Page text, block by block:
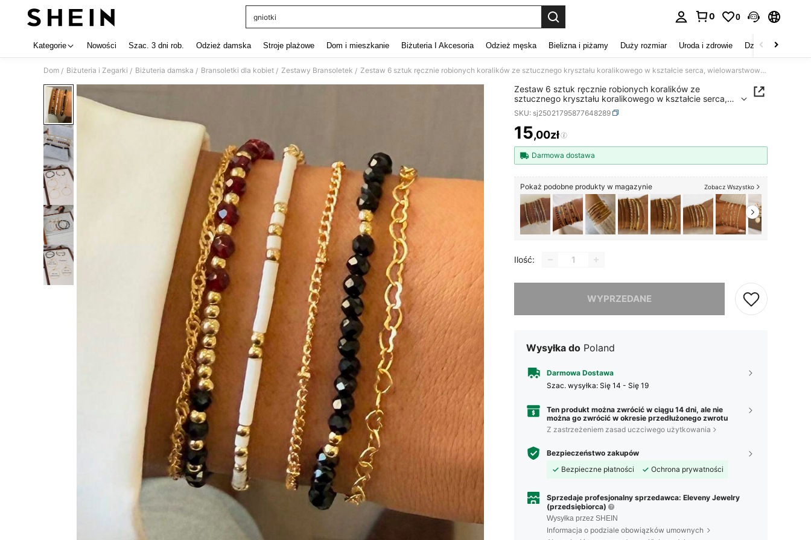
gniotki
0 0
Kategorie Nowości Szac. 3 dni rob. Odzież damska Stroje plażowe Dom i mieszkanie Biżuteria I Akcesoria Odzież męska Bielizna i piżamy Duży rozmiar Uroda i zdrowie Dzieci
Dom / Biżuteria i Zegarki / Biżuteria damska / Bransoletki dla kobiet / Zestawy Bransoletek / Zestaw 6 sztuk ręcznie robionych koralików ze sztucznego kryształu koralikowego w kształcie serca, wielowarstwowa bransoletka, odpowiednia na święta, imprezę, do codziennego noszenia, bransoletka przyjaźni
Zestaw 6 sztuk ręcznie robionych koralików ze
sztucznego kryształu koralikowego w kształcie serca,
wielowarstwowa bransoletka, odpowiednia na święta,
imprezę, do codziennego noszenia, bransoletka
przyjaźni
SKU: sj25021795877648289
PRICE AND AVAILABILITY
15,00zł
Darmowa dostawa
Pokaż podobne produkty w magazynie Zobacz Wszystko
Ilość:
WYPRZEDANE
Przepraszamy ten produkt został wyprzedany.
Wysyłka do Poland
Darmowa Dostawa
Szac. wysyłka: Się 14 - Się 19
Ten produkt można zwrócić w ciągu 14 dni, ale nie
można go zwrócić w okresie przedłużonego zwrotu
Z zastrzeżeniem zasad uczciwego użytkowania
Bezpieczeństwo zakupów
Bezpieczne płatności
Ochrona prywatności
Sprzedaje profesjonalny sprzedawca: Eleveny Jewelry
(przedsiębiorca)
Wysyłka przez SHEIN
Informacja o podziale obowiązków umownych